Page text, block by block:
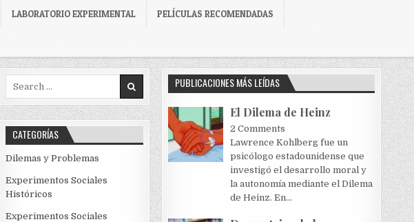
LABORATORIO EXPERIMENTAL PELÍCULAS RECOMENDADAS
CATEGORÍAS
Dilemas y Problemas
Experimentos Sociales
Históricos
Experimentos Sociales
PUBLICACIONES MÁS LEÍDAS
El Dilema de Heinz
2 Comments
Lawrence Kohlberg fue un
psicólogo estadounidense que
investigó el desarrollo moral y
la autonomía mediante el Dilema
de Heinz. En...